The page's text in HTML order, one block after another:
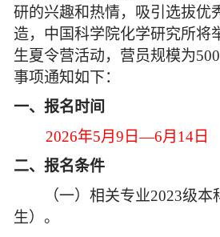
研的兴趣和热情，吸引选拔优
造，中国科学院化学研究所将
生夏令营活动，营员规模为
事项通知如下：
一、报名时间
2026年5月9日—6月14日
二、报名条件
（一）相关专业2023级本
生）。